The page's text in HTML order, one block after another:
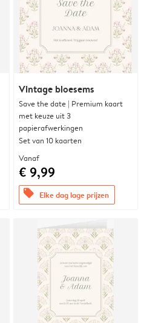
Vintage bloesems
Save the date | Premium kaart
met keuze uit 3
papierafwerkingen
Set van 10 kaarten
Vanaf
€ 9,99
offers Elke dag lage prijzen